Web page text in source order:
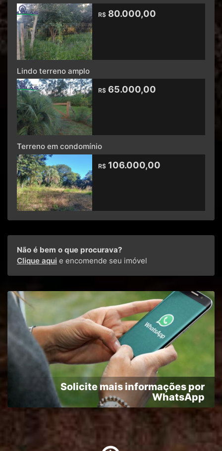
R$ 80.000,00
Lindo terreno amplo
R$ 65.000,00
Terreno em condomínio
R$ 106.000,00
Não é bem o que procurava?
Clique aqui e encomende seu imóvel
Solicite mais informações por
WhatsApp